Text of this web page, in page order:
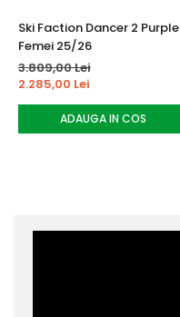
Ski Faction Dancer 2 Purple
Femei 25/26
3.809,00 Lei
2.285,00 Lei
ADAUGA IN COS